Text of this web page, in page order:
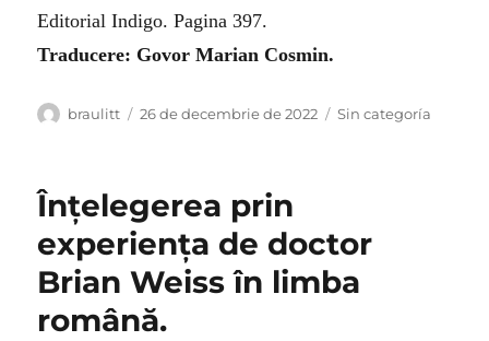
Editorial Indigo. Pagina 397.
Traducere: Govor Marian Cosmin.
Autor
braulitt
Publicat
26 de decembrie de 2022 Categorii
Sin categoría
Înțelegerea prin
experiența de doctor
Brian Weiss în limba
română.